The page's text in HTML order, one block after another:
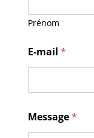
Prénom
E-mail *
o
m
Message*